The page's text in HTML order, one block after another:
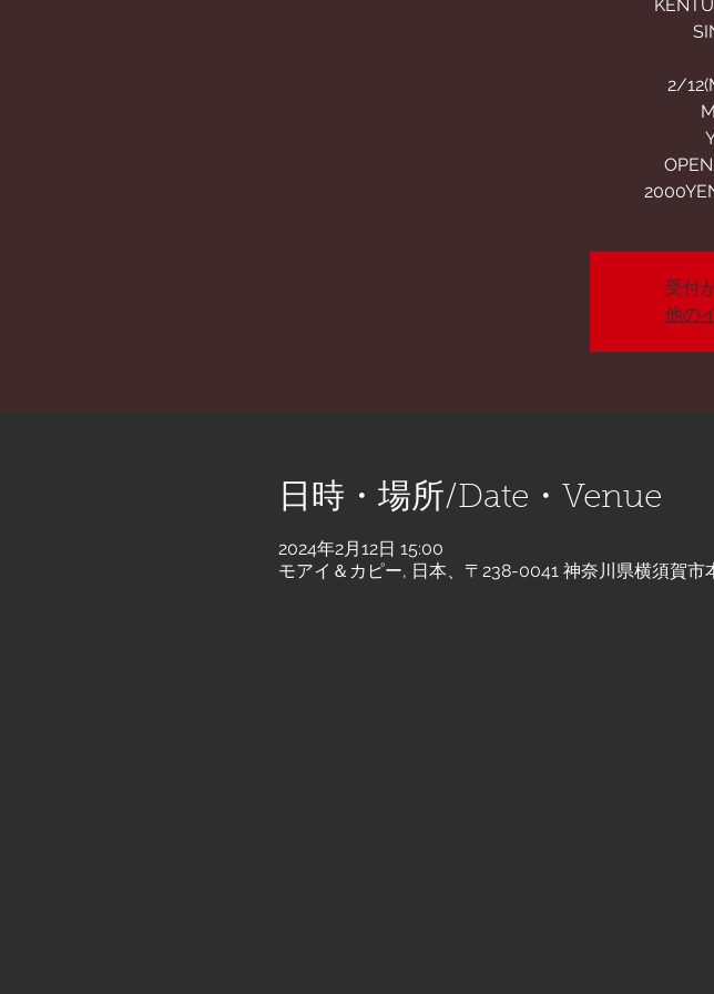
2/
受付
他の
日時・場所/Date・Venue
2024年2月12日 15:00
モアイ＆カピー, 日本、〒238-0041 神奈川県横須賀市